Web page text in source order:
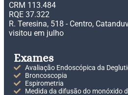
CRM 113.484
RQE 37.322
R. Teresina, 518 - Centro,
visitou em julho
Exames
Avaliação Endoscópica da
Broncoscopia
Espirometria
Medida da difusão do monóxido